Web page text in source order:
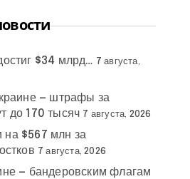
$34 млрд… 7 августа,
— штрафы за
до 170 тысяч 7 августа, 2026
$567 млн за
7 августа, 2026
— бандеровским флагам